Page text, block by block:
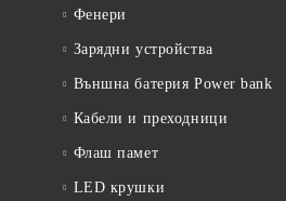
Фенери
Зарядни устройства
Външна батерия Power bank
Кабели и преходници
Флаш памет
LED крушки